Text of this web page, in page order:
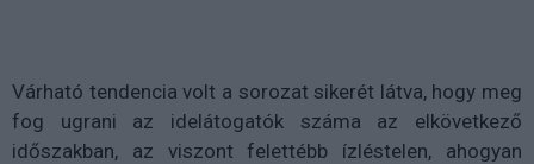
Várható tendencia volt a sorozat sikerét látva, hogy meg
fog ugrani az idelátogatók száma az elkövetkező
időszakban, az viszont felettébb ízléstelen, ahogyan